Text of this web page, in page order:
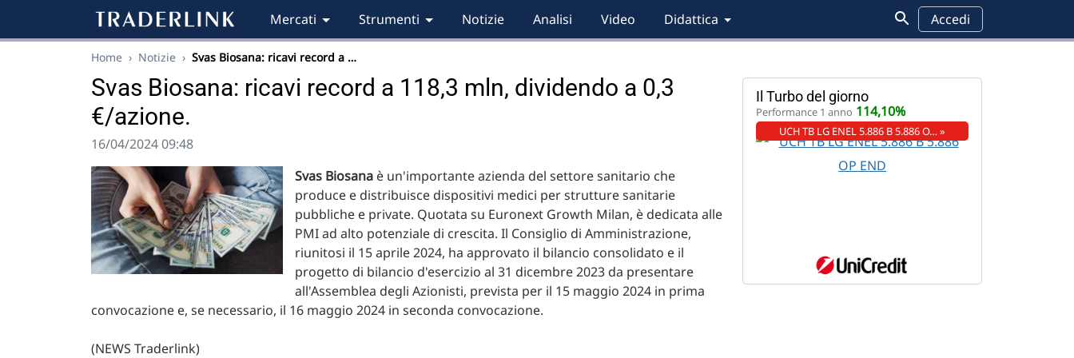
Mercati Strumenti Notizie Analisi Video Didattica Accedi
Home › Notizie › Svas Biosana: ricavi record a …
Svas Biosana: ricavi record a 118,3 mln, dividendo a 0,3
€/azione.
16/04/2024 09:48
Svas Biosana è un'importante azienda del settore sanitario che
produce e distribuisce dispositivi medici per strutture sanitarie
pubbliche e private. Quotata su Euronext Growth Milan, è dedicata alle
PMI ad alto potenziale di crescita. Il Consiglio di Amministrazione,
riunitosi il 15 aprile 2024, ha approvato il bilancio consolidato e il
progetto di bilancio d'esercizio al 31 dicembre 2023 da presentare
all'Assemblea degli Azionisti, prevista per il 15 maggio 2024 in prima
convocazione e, se necessario, il 16 maggio 2024 in seconda convocazione.
(NEWS Traderlink)
Il Turbo del giorno
Performance 1 anno 114,10%
UCH TB LG ENEL 5.886 B 5.886 O… »